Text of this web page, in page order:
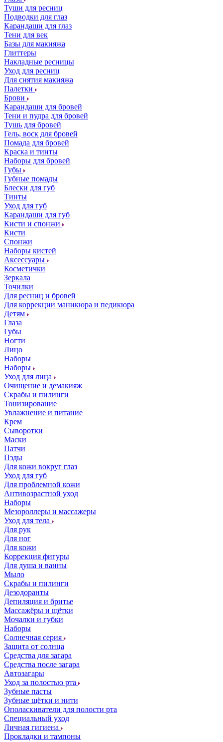
Туши для ресниц
Подводки для глаз
Карандаши для глаз
Тени для век
Базы для макияжа
Глиттеры
Накладные ресницы
Уход для ресниц
Для снятия макияжа
Палетки
Брови
Карандаши для бровей
Тени и пудра для бровей
Тушь для бровей
Гель, воск для бровей
Помада для бровей
Краска и тинты
Наборы для бровей
Губы
Губные помады
Блески для губ
Тинты
Уход для губ
Карандаши для губ
Кисти и спонжи
Кисти
Спонжи
Наборы кистей
Аксессуары
Косметички
Зеркала
Точилки
Для ресниц и бровей
Для коррекции маникюра и педикюра
Детям
Глаза
Губы
Ногти
Лицо
Наборы
Наборы
Уход для лица
Очищение и демакияж
Скрабы и пилинги
Тонизирование
Увлажнение и питание
Крем
Сыворотки
Маски
Патчи
Пэды
Для кожи вокруг глаз
Уход для губ
Для проблемной кожи
Антивозрастной уход
Наборы
Мезороллеры и массажеры
Уход для тела
Для рук
Для ног
Для кожи
Коррекция фигуры
Для душа и ванны
Мыло
Скрабы и пилинги
Дезодоранты
Депиляция и бритье
Массажёры и щётки
Мочалки и губки
Наборы
Солнечная серия
Защита от солнца
Средства для загара
Средства после загара
Автозагары
Уход за полостью рта
Зубные пасты
Зубные щётки и нити
Ополаскиватели для полости рта
Специальный уход
Личная гигиена
Прокладки и тампоны